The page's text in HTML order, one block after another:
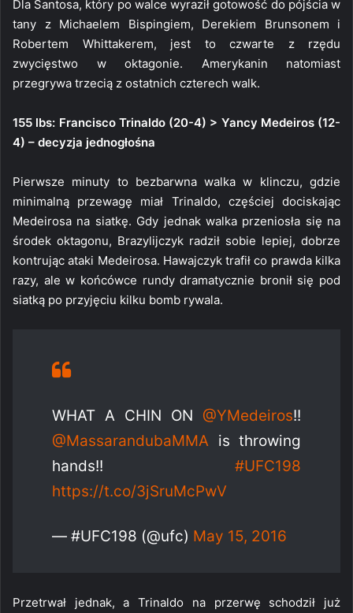
Dla Santosa, który po walce wyraził gotowość do pójścia w
tany z Michaelem Bispingiem, Derekiem Brunsonem i
Robertem Whittakerem, jest to czwarte z rzędu
zwycięstwo w oktagonie. Amerykanin natomiast
przegrywa trzecią z ostatnich czterech walk.
155 lbs: Francisco Trinaldo (20-4) > Yancy Medeiros (12-
4) – decyzja jednogłośna
Pierwsze minuty to bezbarwna walka w klinczu, gdzie
minimalną przewagę miał Trinaldo, częściej dociskając
Medeirosa na siatkę. Gdy jednak walka przeniosła się na
środek oktagonu, Brazylijczyk radził sobie lepiej, dobrze
kontrując ataki Medeirosa. Hawajczyk trafił co prawda kilka
razy, ale w końcówce rundy dramatycznie bronił się pod
siatką po przyjęciu kilku bomb rywala.
WHAT A CHIN ON @YMedeiros!!
@MassarandubaMMA is throwing
hands!! #UFC198
https://t.co/3jSruMcPwV
— #UFC198 (@ufc) May 15, 2016
Przetrwał jednak, a Trinaldo na przerwę schodził już